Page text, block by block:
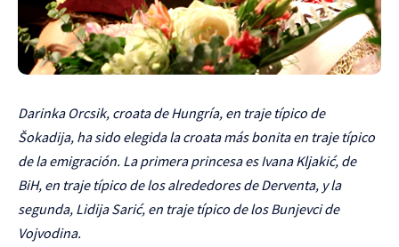
Darinka Orcsik, croata de Hungría, en traje típico de
Šokadija, ha sido elegida la croata más bonita en traje típico
de la emigración. La primera princesa es Ivana Kljakić, de
BiH, en traje típico de los alrededores de Derventa, y la
segunda, Lidija Sarić, en traje típico de los Bunjevci de
Vojvodina.